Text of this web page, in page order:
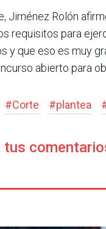
Jiménez Rolón
requisitos para
y que eso es muy
abierto para
#Corte #plantea
tus